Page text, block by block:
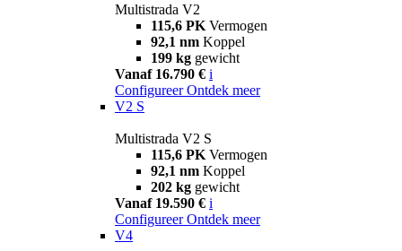
Multistrada V2
115,6 PK Vermogen
92,1 nm Koppel
199 kg gewicht
Vanaf 16.790 € i
Configureer Ontdek meer
V2 S
Multistrada V2 S
115,6 PK Vermogen
92,1 nm Koppel
202 kg gewicht
Vanaf 19.590 € i
Configureer Ontdek meer
V4